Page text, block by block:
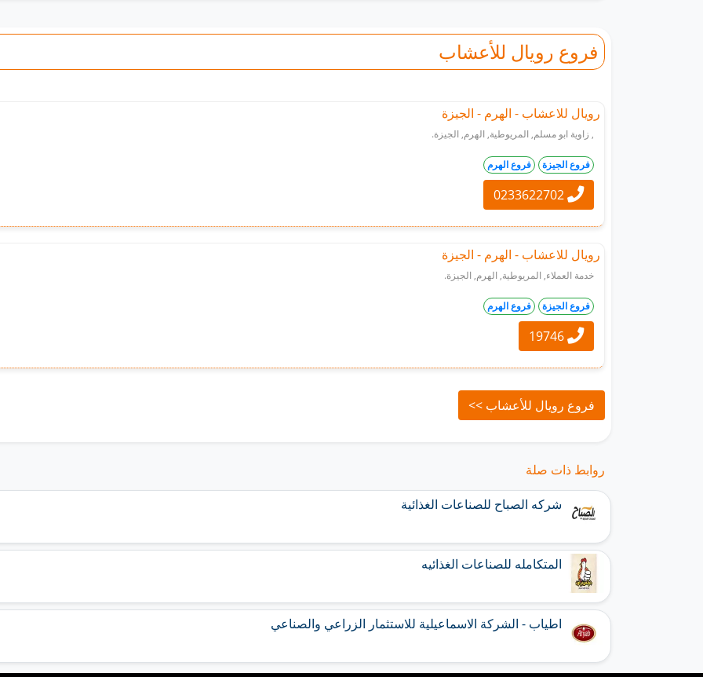
فروع رويال للأعشاب
رويال للاعشاب - الهرم - الجيزة
, زاوية ابو مسلم, المريوطية, الهرم, الجيزة.
فروع الجيزة فروع الهرم
رويال للاعشاب - الهرم - الجيزة
خدمة العملاء, المريوطية, الهرم, الجيزة.
فروع الجيزة فروع الهرم
فروع رويال للأعشاب >>
روابط ذات صلة
شركه الصباح للصناعات الغذائية
المتكامله للصناعات الغذائيه
اطياب - الشركة الاسماعيلية للاستثمار الزراعي والصناعي